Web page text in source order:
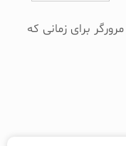
برای زمانی که